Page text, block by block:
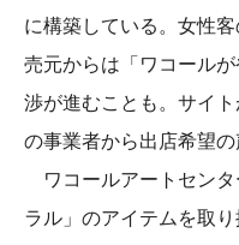
に構築している。女性
売元からは「ワコール
渉が進むことも。サイ
の事業者から出店希望の
ワコールアートセンタ
ラル」のアイテムを取